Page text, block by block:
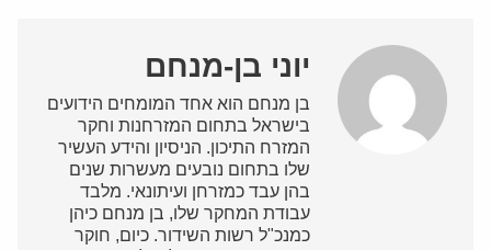
יוני בן-מנחם
בן מנחם הוא אחד המומחים הידועים
בישראל בתחום המזרחנות וחקר
המזרח התיכון. הניסיון והידע העשיר
שלו בתחום נובעים מעשרות שנים
בהן עבד כמזרחן ועיתונאי. מלבד
עבודת המחקר שלו, בן מנחם כיהן
כמנכ"ל רשות השידור. כיום, חוקר